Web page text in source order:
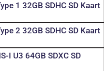
1 32GB SDHC SD Kaart
2 32GB SDHC SD Kaart
I U3 64GB SDXC SD